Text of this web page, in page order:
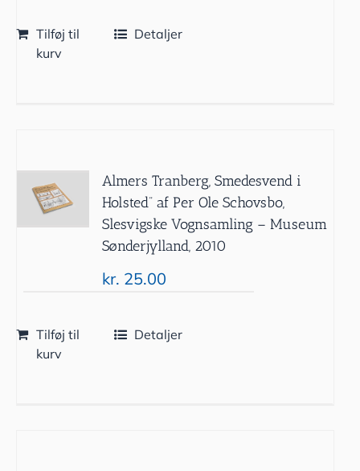
Tilføj til
kurv
Detaljer
Almers Tranberg, Smedesvend i
Holsted” af Per Ole Schovsbo,
Slesvigske Vognsamling – Museum
Sønderjylland, 2010
kr. 25.00
Tilføj til
kurv
Detaljer